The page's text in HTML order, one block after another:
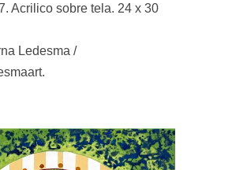
Acrilico sobre tela. 24 x 30
Ledesma /